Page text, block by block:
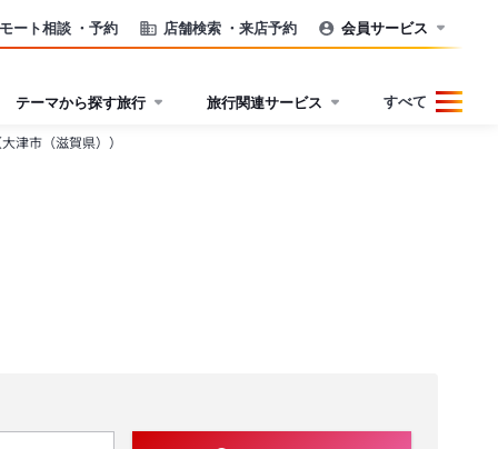
ート相談 ・予約 店舗検索 ・来店予約 会員サービス
テーマから探す旅行 旅行関連サービス すべて
津市（滋賀県））